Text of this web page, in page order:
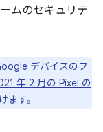
ムのセキュリテ
デバイスのフ
年 2 月の Pixel の
ます。